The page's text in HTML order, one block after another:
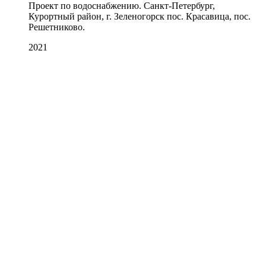
Проект по водоснабжению. Санкт-Петербург,
Курортный район, г. Зеленогорск пос. Красавица, пос.
Решетниково.
2021